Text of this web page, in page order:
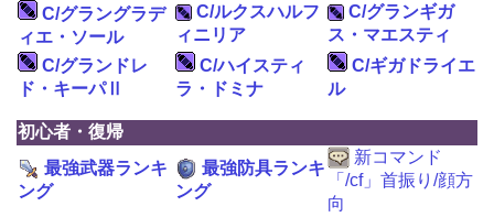
C/グラングラデ
ィエ・ソール
C/ルクスハルフ
ィニリア
C/グランギガ
ス・マエスティ
C/グランドレ
ド・キーパⅡ
C/ハイスティ
ラ・ドミナ
C/ギガドライエ
ル
初心者・復帰
最強武器ランキ
ング
最強防具ランキ
ング
新コマンド
「/cf」首振り/顔方
向